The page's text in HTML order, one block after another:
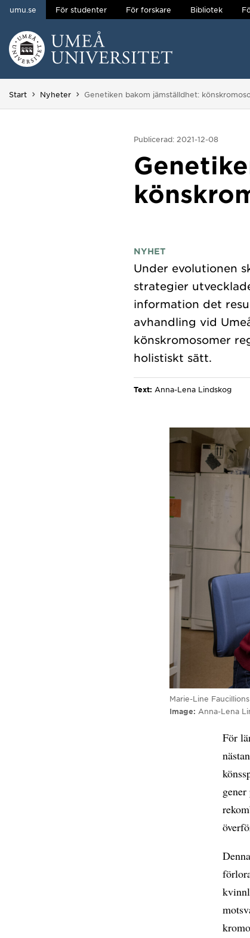
Hoppa direkt till innehållet
umu.se För studenter För forskare Bibliotek
Start Nyheter Du är här:
Genetiken bakom jämställdhet:
Publicerad: 2021-12-08
NYHET
Under evolutionen
strategier
information det
avhandling vid
könskromosomer
Text: Anna-Lena Lindskog
Marie-Line
Image
Anna-Lena
För